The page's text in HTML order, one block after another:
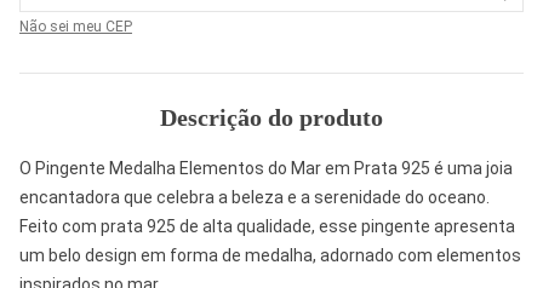
Não sei meu CEP
Descrição do produto
O Pingente Medalha Elementos do Mar em Prata 925 é uma joia
encantadora que celebra a beleza e a serenidade do oceano.
Feito com prata 925 de alta qualidade, esse pingente apresenta
um belo design em forma de medalha, adornado com elementos